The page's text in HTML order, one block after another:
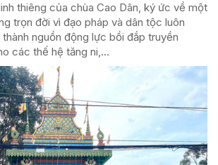
thiêng của chùa Cao Dân, ký ức về một
trọn đời vì đạo pháp và dân tộc luôn
nguồn động lực bồi đắp truyền
các thế hệ tăng ni,...